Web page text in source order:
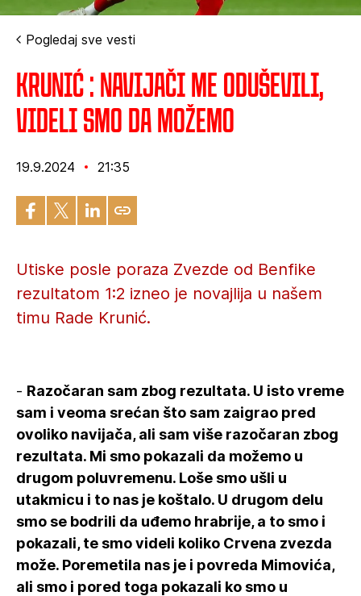
Pogledaj sve vesti
Krunić : Navijači me oduševili,
videli smo da možemo
19.9.2024 21:35
Utiske posle poraza Zvezde od Benfike
rezultatom 1:2 izneo je novajlija u našem
timu Rade Krunić.
- Razočaran sam zbog rezultata. U isto vreme
sam i veoma srećan što sam zaigrao pred
ovoliko navijača, ali sam više razočaran zbog
rezultata. Mi smo pokazali da možemo u
drugom poluvremenu. Loše smo ušli u
utakmicu i to nas je koštalo. U drugom delu
smo se bodrili da uđemo hrabrije, a to smo i
pokazali, te smo videli koliko Crvena zvezda
može. Poremetila nas je i povreda Mimovića,
ali smo i pored toga pokazali ko smo u